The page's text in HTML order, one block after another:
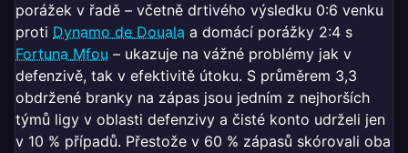
porážek v řadě – včetně drtivého výsledku 0:6 venku
proti Dynamo de Douala a domácí porážky 2:4 s
Fortuna Mfou – ukazuje na vážné problémy jak v
defenzivě, tak v efektivitě útoku. S průměrem 3,3
obdržené branky na zápas jsou jedním z nejhorších
týmů ligy v oblasti defenzivy a čisté konto udrželi jen
v 10 % případů. Přestože v 60 % zápasů skórovali oba